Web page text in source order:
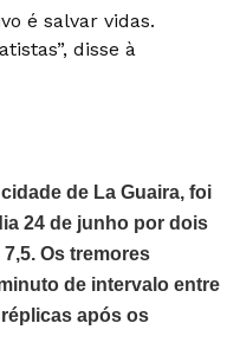
é salvar vidas.
disse à
de La Guaira, foi
24 de junho por dois
Os tremores
de intervalo entre
após os